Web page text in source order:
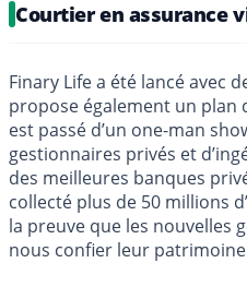
Courtier en assurance
Finary Life a été lancé avec
propose également un plan
est passé d’un one-man
gestionnaires privés et
des meilleures banques
collecté plus de 50 millions
la preuve que les nouvelles
nous confier leur